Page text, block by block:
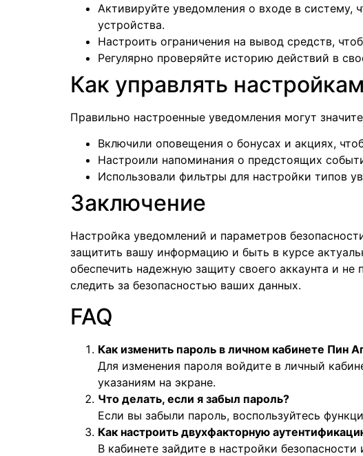
Активируйте уведомления о входе в систему,
устройства.
Настроить ограничения на вывод средств,
Регулярно проверяйте историю действий в
Как управлять
Правильно настроенные уведомления могут
Включили оповещения о бонусах и акциях,
Настроили напоминания о предстоящих
Использовали фильтры для настройки типов
Заключение
Настройка уведомлений и параметров
защитить вашу информацию и быть в курсе
обеспечить надежную защиту своего аккаунта и
следить за безопасностью ваших данных.
FAQ
Как изменить пароль в личном кабинете Пин
Для изменения пароля войдите в личный
указаниям на экране.
Что делать, если я забыл пароль?
Если вы забыли пароль, воспользуйтесь
Как настроить двухфакторную
В кабинете зайдите в настройки